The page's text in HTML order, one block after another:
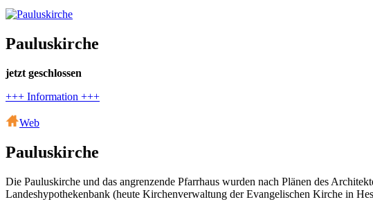
Pauluskirche
jetzt geschlossen
+++ Information +++
Web
Pauluskirche
Die Pauluskirche und das angrenzende Pfarrhaus wurden nach Plänen des
Landeshypothekenbank (heute Kirchenverwaltung der Evangelischen Kirche in